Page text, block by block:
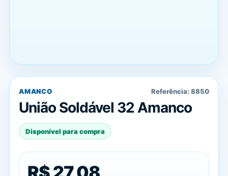
AMANCO Referência: 8850
União Soldável 32 Amanco
Disponível para compra